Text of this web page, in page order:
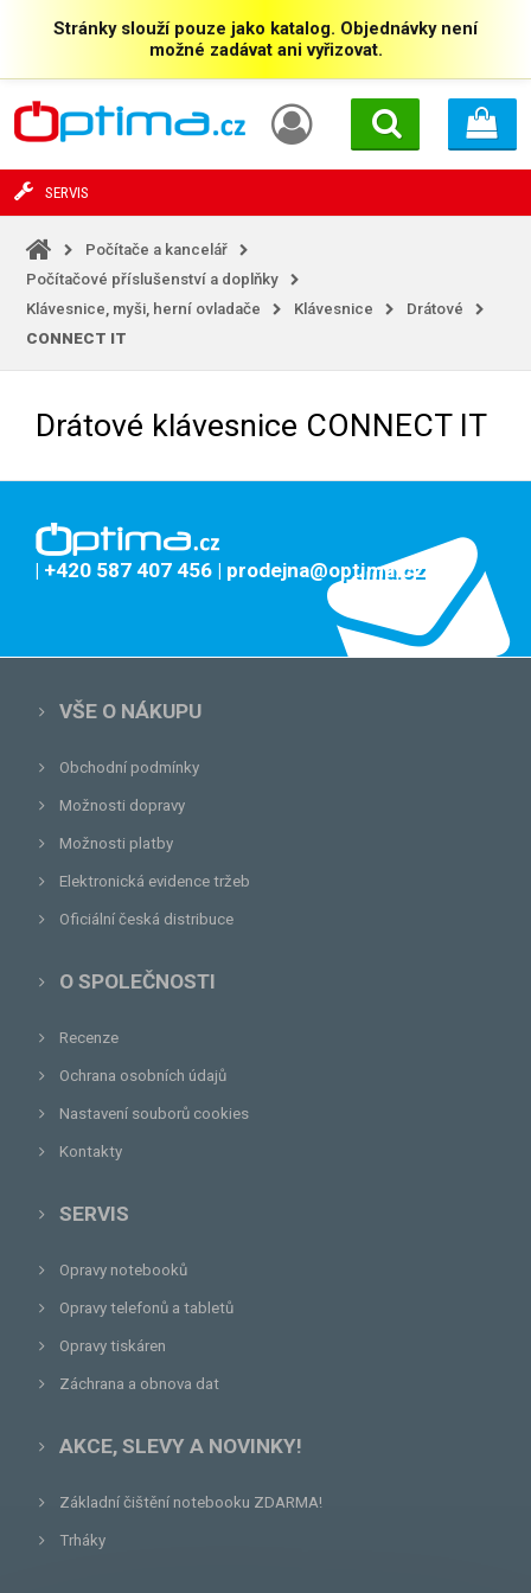
Stránky slouží pouze jako katalog. Objednávky není
možné zadávat ani vyřizovat.
SERVIS
Počítače a kancelář
Počítačové příslušenství a doplňky
Klávesnice, myši, herní ovladače
Klávesnice
Drátové
CONNECT IT
Drátové klávesnice CONNECT IT
| +420 587 407 456 | prodejna@optima.cz
VŠE O NÁKUPU
Obchodní podmínky
Možnosti dopravy
Možnosti platby
Elektronická evidence tržeb
Oficiální česká distribuce
O SPOLEČNOSTI
Recenze
Ochrana osobních údajů
Nastavení souborů cookies
Kontakty
SERVIS
Opravy notebooků
Opravy telefonů a tabletů
Opravy tiskáren
Záchrana a obnova dat
AKCE, SLEVY A NOVINKY!
Základní čištění notebooku ZDARMA!
Trháky